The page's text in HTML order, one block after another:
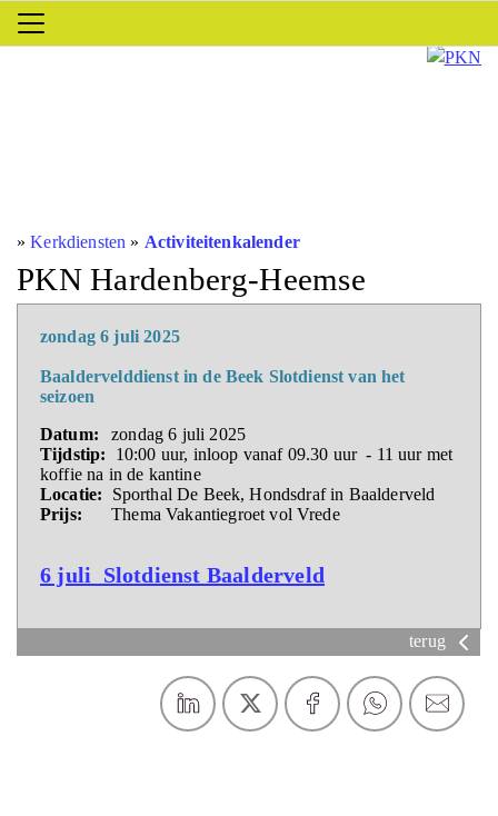
»Kerkdiensten » Activiteitenkalender
PKN Hardenberg-Heemse
zondag 6 juli 2025
Baaldervelddienst in de Beek Slotdienst van het
seizoen
Datum:
zondag 6 juli 2025
Tijdstip:
10:00 uur, inloop vanaf 09.30 uur - 11 uur met
koffie na in de kantine
Locatie:
Sporthal De Beek, Hondsdraf in Baalderveld
Prijs:
Thema Vakantiegroet vol Vrede
6 juli Slotdienst Baalderveld
terug